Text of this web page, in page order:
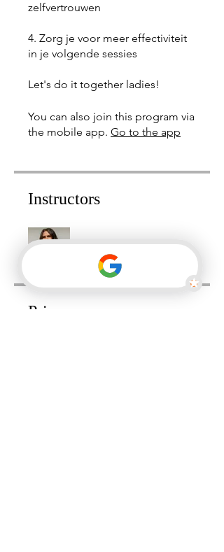
zelfvertrouwen
4. Zorg je voor meer effectiviteit
in je volgende sessies
Let's do it together ladies!
You can also join this program via
the mobile app. Go to the app
Instructors
Tara Ferwerda
Price